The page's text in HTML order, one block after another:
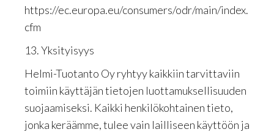
https://ec.europa.eu/consumers/odr/main/index.
cfm
13. Yksityisyys
Helmi-Tuotanto Oy ryhtyy kaikkiin tarvittaviin
toimiin käyttäjän tietojen luottamuksellisuuden
suojaamiseksi. Kaikki henkilökohtainen tieto,
jonka keräämme, tulee vain lailliseen käyttöön ja